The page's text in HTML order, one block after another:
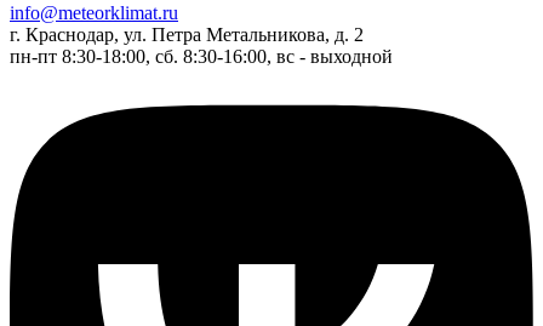
info@meteorklimat.ru
г. Краснодар, ул. Петра Метальникова, д. 2
пн-пт 8:30-18:00, сб. 8:30-16:00, вс - выходной